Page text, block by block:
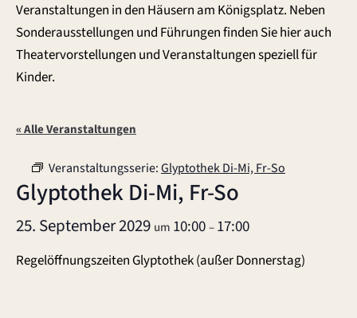
Veranstaltungen in den Häusern am Königsplatz. Neben
Sonderausstellungen und Führungen finden Sie hier auch
Theatervorstellungen und Veranstaltungen speziell für
Kinder.
« Alle Veranstaltungen
Veranstaltungsserie:Glyptothek Di-Mi, Fr-So
Glyptothek Di-Mi, Fr-So
25. September 2029 um 10:00–17:00
Regelöffnungszeiten Glyptothek (außer Donnerstag)